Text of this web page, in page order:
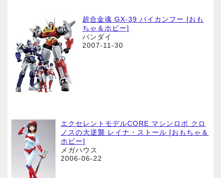
超合金魂 GX-39 バイカンフー [おも
ちゃ＆ホビー]
バンダイ
2007-11-30
エクセレントモデルCORE マシンロボ クロ
ノスの大逆襲 レイナ・ストール [おもちゃ＆
ホビー]
メガハウス
2006-06-22